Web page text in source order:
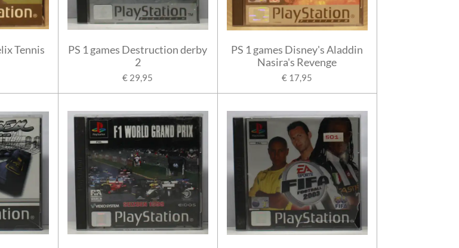
Tennis
PS 1 games Destruction derby
2
€ 29,95
PS 1 games Disney's Aladdin
Nasira's Revenge
€ 17,95